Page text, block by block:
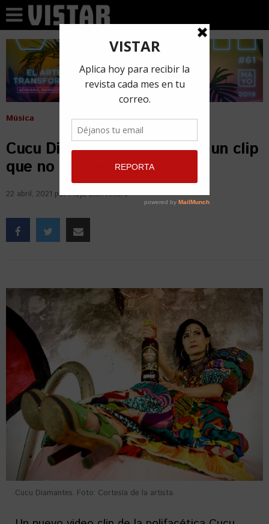
Música
Cucu Diamantes estrena hoy un clip
que no te puedes perder
22 abril, 2021 porAdyz Lien Rivero
Cucu Diamantes. Foto: Cortesía de la artista.